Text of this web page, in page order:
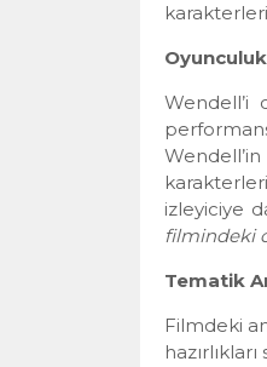
Wendell’i
izleyiciye
filmindeki
Tematik
Filmdeki